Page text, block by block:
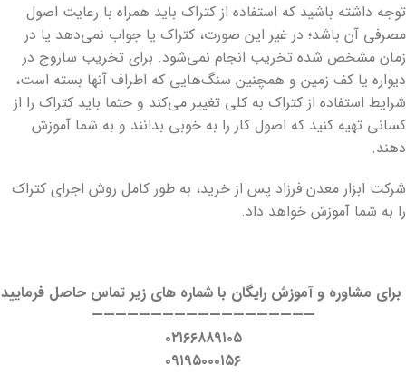
توجه داشته باشید که استفاده از کتراک باید همراه با رعایت اصول
مصرفی آن باشد؛ در غیر این صورت، کتراک یا جواب نمی‌دهد یا در
زمان مشخص شده تخریب انجام نمی‌شود. برای تخریب ساروج در
دیواره یا کف زمین و همچنین سنگ‌هایی که اطراف آنها بسته است،
شرایط استفاده از کتراک به کلی تغییر می‌کند و حتما باید کتراک را از
کسانی تهیه کنید که اصول کار را به خوبی بدانند و به شما آموزش
دهند.
شرکت ابزار معدن فرزاد پس از خرید، به طور کامل روش اجرای کتراک
را به شما آموزش خواهد داد.
برای مشاوره و آموزش رایگان با شماره های زیر تماس حاصل فرمایید
———————————————————
۰۲۱۶۶۸۸۹۱۰۵
۰۹۱۹۵۰۰۰۱۵۶